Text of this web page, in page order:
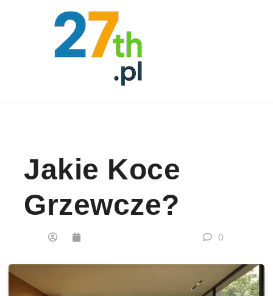
Jakie Koce
Grzewcze?
0